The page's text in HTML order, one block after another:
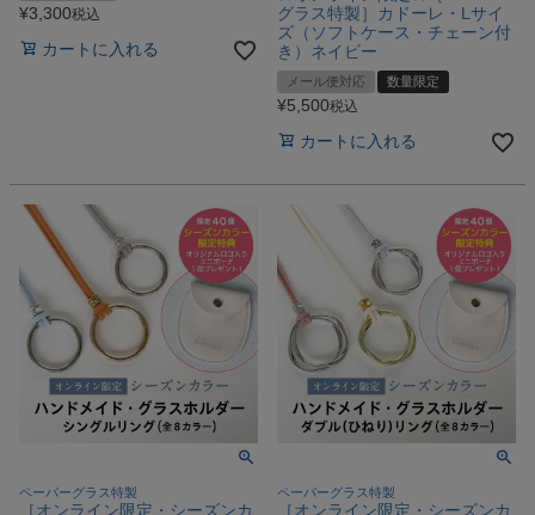
¥3,300税込
カートに入れる
グラス特製］カドーレ・Lサイ
ズ（ソフトケース・チェーン付
き）ネイビー
メール便対応 数量限定
¥5,500税込
カートに入れる
ペーパーグラス特製
［オンライン限定・シーズンカ
ペーパーグラス特製
［オンライン限定・シーズンカ